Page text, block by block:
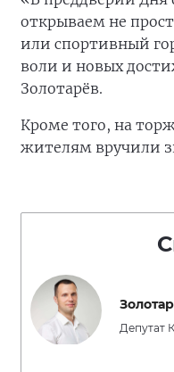
открываем не
или спортивный
воли и новых
Золотарёв.
Кроме того, на
жителям вручили
Депутат